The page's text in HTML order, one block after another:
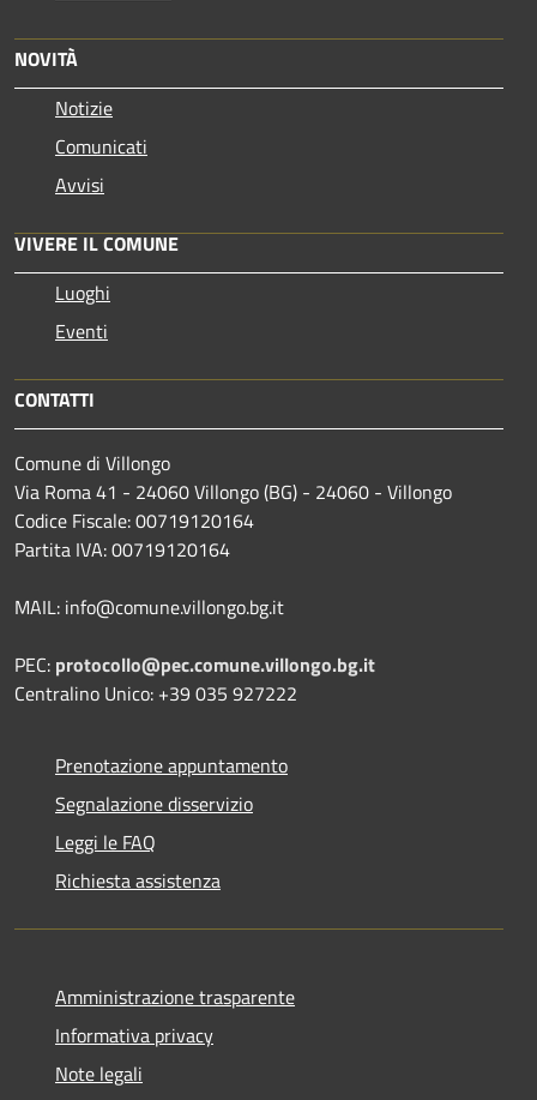
NOVITÀ
Notizie
Comunicati
Avvisi
VIVERE IL COMUNE
Luoghi
Eventi
CONTATTI
Comune di Villongo
Via Roma 41 - 24060 Villongo (BG) - 24060 - Villongo
Codice Fiscale: 00719120164
Partita IVA: 00719120164
MAIL: info@comune.villongo.bg.it
PEC: protocollo@pec.comune.villongo.bg.it
Centralino Unico: +39 035 927222
Prenotazione appuntamento
Segnalazione disservizio
Leggi le FAQ
Richiesta assistenza
Amministrazione trasparente
Informativa privacy
Note legali